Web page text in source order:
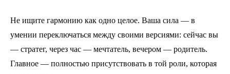
Не ищите гармонию как одно целое. Ваша сила — в
умении переключаться между своими версиями: сейчас вы
— стратег, через час — мечтатель, вечером — родитель.
Главное — полностью присутствовать в той роли, которая